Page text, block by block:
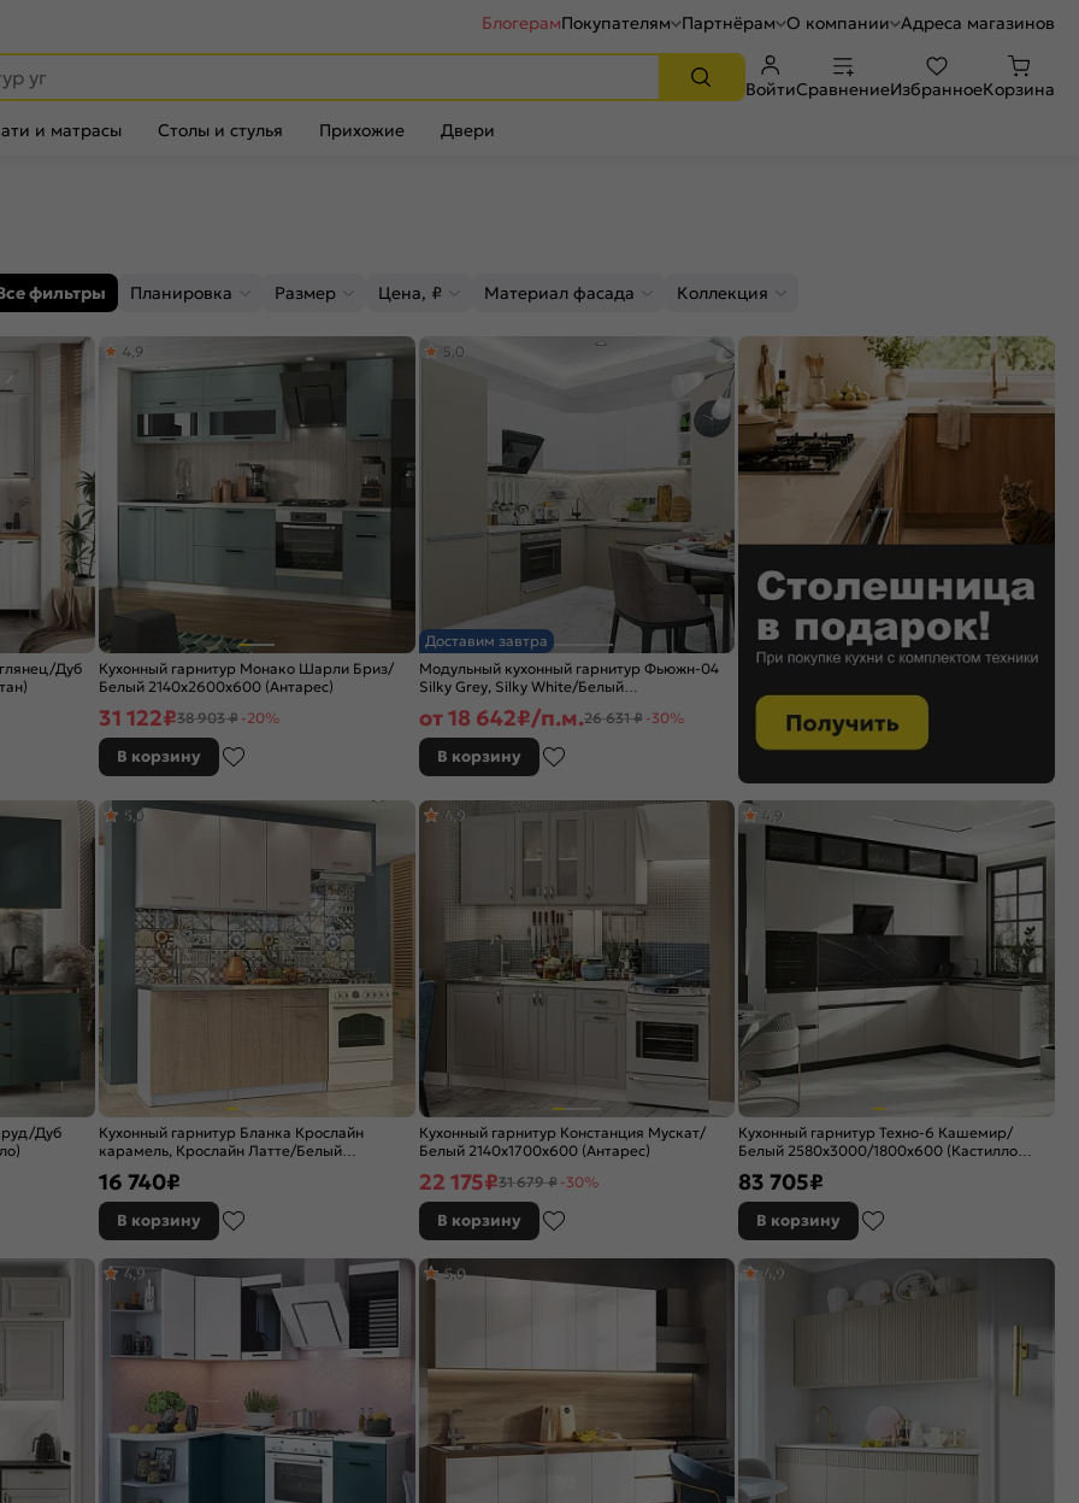
БлогерамПокупателям Партнёрам О компании Адреса магазинов
ВойтиСравнениеИзбранноеКорзина
и матрасы Столы и стулья Прихожие Двери
фильтры Планировка Размер Цена, ₽ Материал фасада Коллекция
Дуб
Кухонный гарнитур Монако Шарли Бриз/
Белый 2140x2600x600 (Антарес)
4,9
31 122₽38 903 ₽ -20%
В корзину
Доставим завтра
Модульный кухонный гарнитур Фьюжн-04
Silky Grey, Silky White/Белый
5,0
от18 642₽/п.м.26 631 ₽ -30%
В корзину
Дуб
Кухонный гарнитур Бланка Крослайн
карамель, Крослайн Латте/Белый
5,0
16 740₽
В корзину
Кухонный гарнитур Констанция Мускат/
Белый 2140x1700x600 (Антарес)
4,9
22 175₽31 679 ₽ -30%
В корзину
Кухонный гарнитур Техно-6 Кашемир/
Белый 2580x3000/1800x600 (Кастилло
4,9
83 705₽
В корзину
4,9 5,0 4,9